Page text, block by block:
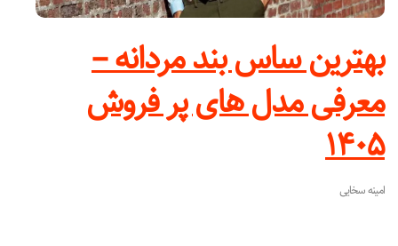
بهترین ساس بند مردانه –
معرفی مدل های پر فروش
۱۴۰۵
امینه سخایی